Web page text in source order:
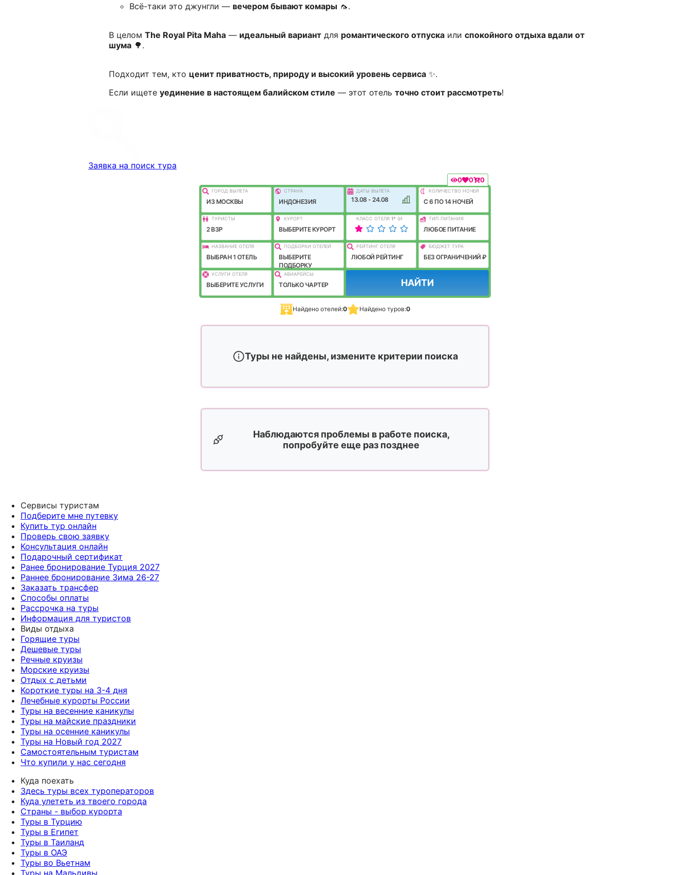
Всё-таки это джунгли — вечером бывают комары 🦟.
В целом The Royal Pita Maha — идеальный вариант для романтического отпуска или спокойного отдыха вдали от
шума 🌳.
Подходит тем, кто ценит приватность, природу и высокий уровень сервиса ✨.
Если ищете уединение в настоящем балийском стиле — этот отель точно стоит рассмотреть!
Заявка на поиск тура
0 0 0
ГОРОД ВЫЛEТА
ИЗ МОСКВЫ
СТРАНА
ИНДОНЕЗИЯ
ДАТЫ ВЫЛЕТА
13.08 - 24.08
КОЛИЧЕСТВО НОЧЕЙ
C 6 ПО 14 НОЧЕЙ
ТУРИСТЫ
2 ВЗР
КУРОРТ
ВЫБЕРИТЕ КУРОРТ
КЛАСС ОТЕЛЯ 1* (И
ЛУЧШЕ)
ТИП ПИТАНИЯ
ЛЮБОЕ ПИТАНИЕ
НАЗВАНИЕ ОТЕЛЯ
ВЫБРАН 1 ОТЕЛЬ
ПОДБОРКИ ОТЕЛЕЙ
ВЫБЕРИТЕ
ПОДБОРКУ
РЕЙТИНГ ОТЕЛЯ
ЛЮБОЙ РЕЙТИНГ
БЮДЖЕТ ТУРА
БЕЗ ОГРАНИЧЕНИЙ ₽
УСЛУГИ ОТЕЛЯ
ВЫБЕРИТЕ УСЛУГИ
АВИАРЕЙСЫ
ТОЛЬКО ЧАРТЕР НАЙТИ
Найдено отелей:0 Найдено туров:0
Туры не найдены, измените критерии поиска
Наблюдаются проблемы в работе поиска,
попробуйте еще раз позднее
Сервисы туристам
Подберите мне путевку
Купить тур онлайн
Проверь свою заявку
Консультация онлайн
Подарочный сертификат
Ранее бронирование Турция 2027
Раннее бронирование Зима 26-27
Заказать трансфер
Способы оплаты
Рассрочка на туры
Информация для туристов
Виды отдыха
Горящие туры
Дешевые туры
Речные круизы
Морские круизы
Отдых с детьми
Короткие туры на 3-4 дня
Лечебные курорты России
Туры на весенние каникулы
Туры на майские праздники
Туры на осенние каникулы
Туры на Новый год 2027
Самостоятельным туристам
Что купили у нас сегодня
Куда поехать
Здесь туры всех туроператоров
Куда улететь из твоего города
Страны - выбор курорта
Туры в Турцию
Туры в Египет
Туры в Таиланд
Туры в ОАЭ
Туры во Вьетнам
Туры на Мальдивы